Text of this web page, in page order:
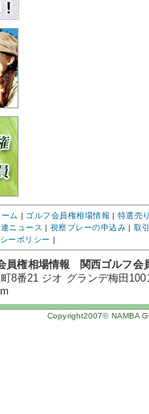
ム | ゴルフ会員権相場情報 | 特選売
ニュース | 視察プレーの申込み | 取
ーポリシー |
員権相場情報 関西ゴルフ
8番21 ジオ グランデ梅田
Copyright2007© NAMBA